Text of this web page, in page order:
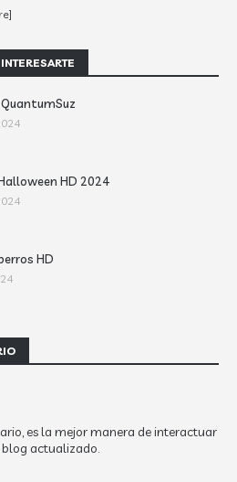
HD 2024
HD
es la mejor manera de interactuar
actualizado.